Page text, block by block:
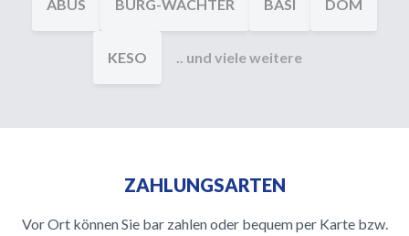
ABUS BURG-WÄCHTER BASI DOM
KESO .. und viele weitere
ZAHLUNGSARTEN
Vor Ort können Sie bar zahlen oder bequem per Karte bzw.